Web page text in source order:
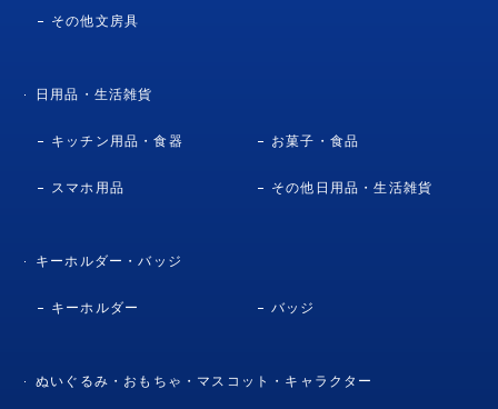
その他文房具
日用品・生活雑貨
キッチン用品・食器 お菓子・食品
スマホ用品 その他日用品・生活雑貨
キーホルダー・バッジ
キーホルダー バッジ
ぬいぐるみ・おもちゃ・マスコット・キャラクター